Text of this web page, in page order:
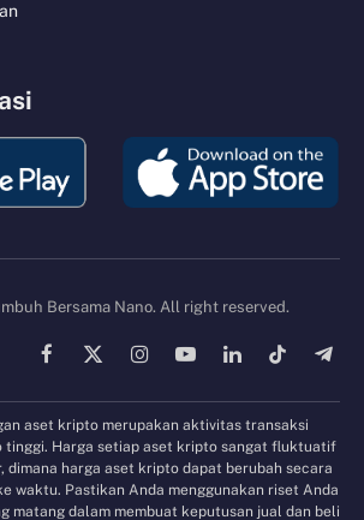
Bersama Nano. All right reserved.
Facebook
X
InstagramYouTubeLinkedInTikTok
aset kripto merupakan aktivitas transaksi
tinggi. Harga setiap aset kripto sangat fluktuatif
dimana harga aset kripto dapat berubah secara
waktu. Pastikan Anda menggunakan riset Anda
matang dalam membuat keputusan jual dan beli